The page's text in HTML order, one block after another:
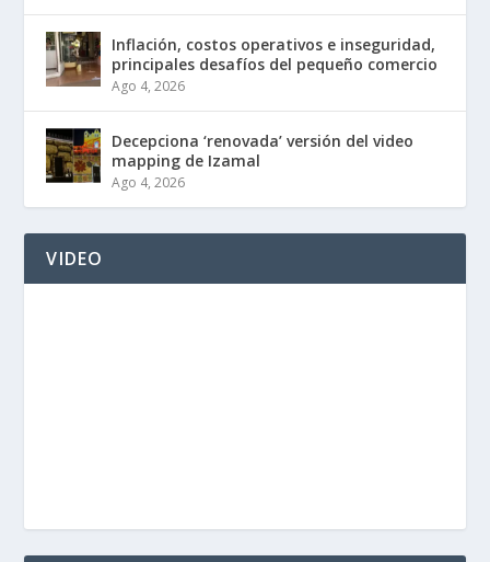
Inflación, costos operativos e inseguridad,
principales desafíos del pequeño comercio
Ago 4, 2026
Decepciona ‘renovada’ versión del video
mapping de Izamal
Ago 4, 2026
VIDEO